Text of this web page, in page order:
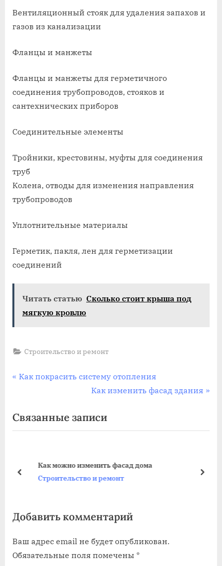
Вентиляционный стояк для удаления запахов и
газов из канализации
Фланцы и манжеты
Фланцы и манжеты для герметичного
соединения трубопроводов, стояков и
сантехнических приборов
Соединительные элементы
Тройники, крестовины, муфты для соединения
труб
Колена, отводы для изменения направления
трубопроводов
Уплотнительные материалы
Герметик, пакля, лен для герметизации
соединений
Читать статью Сколько стоит крыша под
мягкую кровлю
Строительство и ремонт
Навигация
записям
П
д
ы
щ
з
п
и
Как покрасить систему отопления
С
е
д
з
п
и
Как изменить фасад здания
Связанные записи
Как можно изменить фасад дома
Строительство и ремонт
пред
Добавить комментарий
Ваш адрес email не будет опубликован.
Обязательные поля помечены *